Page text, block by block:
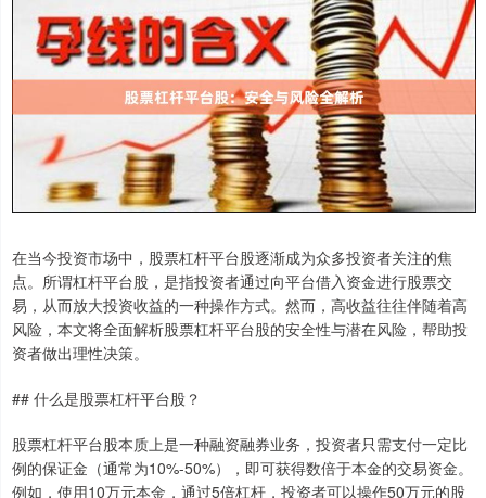
在当今投资市场中，股票杠杆平台股逐渐成为众多投资者关注的焦
点。所谓杠杆平台股，是指投资者通过向平台借入资金进行股票交
易，从而放大投资收益的一种操作方式。然而，高收益往往伴随着高
风险，本文将全面解析股票杠杆平台股的安全性与潜在风险，帮助投
资者做出理性决策。
## 什么是股票杠杆平台股？
股票杠杆平台股本质上是一种融资融券业务，投资者只需支付一定比
例的保证金（通常为10%-50%），即可获得数倍于本金的交易资金。
例如，使用10万元本金，通过5倍杠杆，投资者可以操作50万元的股